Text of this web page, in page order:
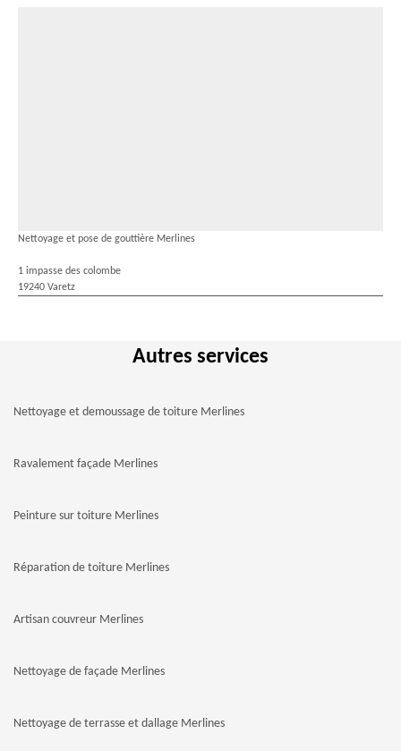
Nettoyage et pose de gouttière Merlines
1 impasse des colombe
19240 Varetz
Autres services
Nettoyage et demoussage de toiture Merlines
Ravalement façade Merlines
Peinture sur toiture Merlines
Réparation de toiture Merlines
Artisan couvreur Merlines
Nettoyage de façade Merlines
Nettoyage de terrasse et dallage Merlines